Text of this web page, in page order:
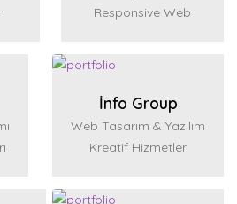
Responsive Web
İnfo Group
Web Tasarım & Yazılım
Kreatif Hizmetler